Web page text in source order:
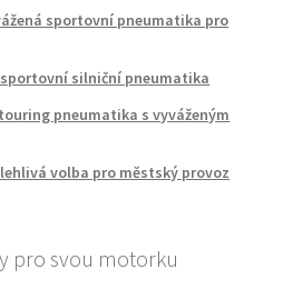
sportovní pneumatika pro
sportovní silniční pneumatika
pneumatika s vyváženým
volba pro městský provoz
pro svou motorku